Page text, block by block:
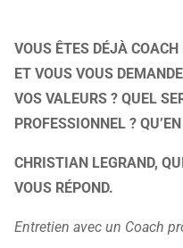
VOUS ÊTES DÉJÀ
ET VOUS VOUS
VOS VALEURS ? QUEL
PROFESSIONNEL ?
CHRISTIAN LEGRAND,
VOUS RÉPOND.
Entretien avec un Coach